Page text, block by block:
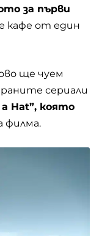
за първи
кафе от един
ще чуем
сериали
a Hat”, която
филма.